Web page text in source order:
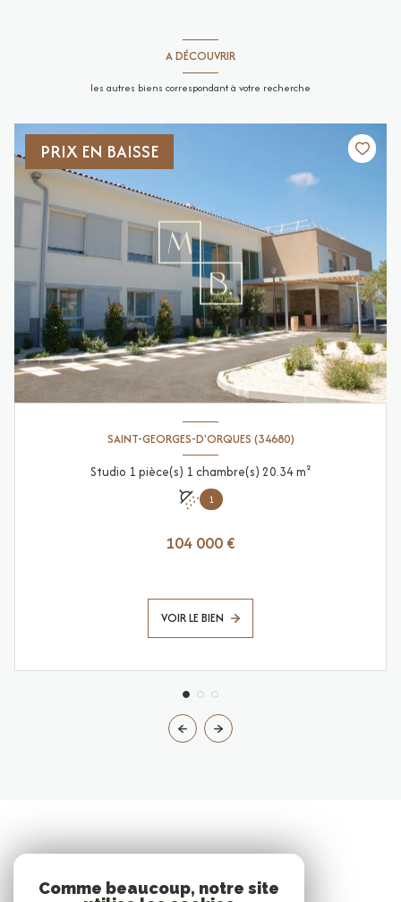
A DÉCOUVRIR
les autres biens correspondant à votre recherche
PRIX EN BAISSE
SAINT-GEORGES-D'ORQUES (34680)
Studio 1 pièce(s) 1 chambre(s) 20.34 m²
1
104 000 €
VOIR LE BIEN
Comme beaucoup, notre site